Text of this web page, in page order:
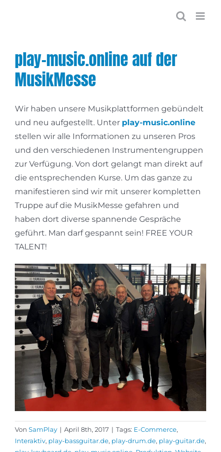
play-music.online auf der
MusikMesse
Wir haben unsere Musikplattformen gebündelt
und neu aufgestellt. Unter play-music.online
stellen wir alle Informationen zu unseren Pros
und den verschiedenen Instrumentengruppen
zur Verfügung. Von dort gelangt man direkt auf
die entsprechenden Kurse. Um das ganze zu
manifestieren sind wir mit unserer kompletten
Truppe auf die MusikMesse gefahren und
haben dort diverse spannende Gespräche
geführt. Man darf gespannt sein! FREE YOUR
TALENT!
Von SamPlay | April 8th, 2017 | Tags: E-Commerce,
Interaktiv, play-bassguitar.de, play-drum.de, play-guitar.de,